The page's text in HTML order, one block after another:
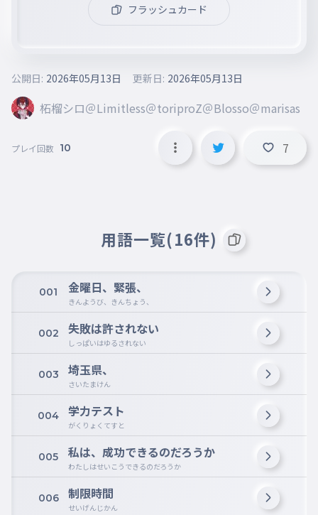
フラッシュカード
柘榴シロ＠Limitless＠toriproZ＠Blosso＠marisas
公開日: 2026年05月13日 更新日: 2026年05月13日
プレイ回数 10 7
用語一覧(16件)
001 金曜日、緊張、
きんようび、きんちょう、
002 失敗は許されない
しっぱいはゆるされない
003 埼玉県、
さいたまけん
004 学力テスト
がくりょくてすと
005 私は、成功できるのだろうか
わたしはせいこうできるのだろうか
006 制限時間
せいげんじかん